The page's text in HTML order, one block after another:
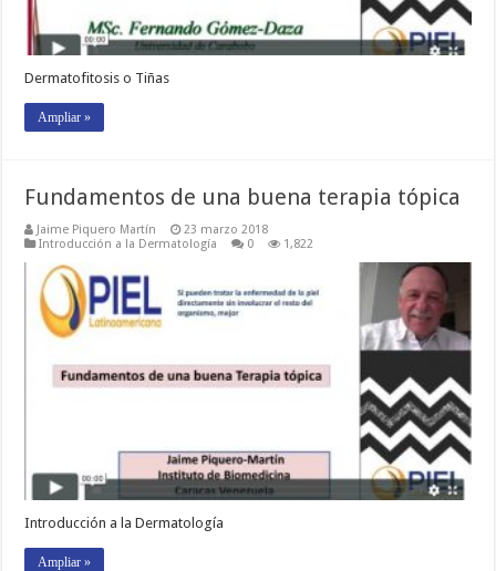
Dermatofitosis o Tiñas
Ampliar »
Fundamentos de una buena terapia tópica
Jaime Piquero Martín
23 marzo 2018
Introducción a la Dermatología
0 1,822
Introducción a la Dermatología
Ampliar »